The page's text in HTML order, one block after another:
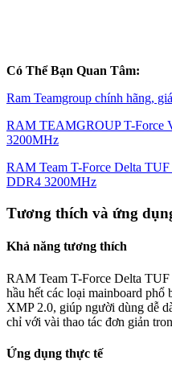
Có Thể Bạn Quan Tâm:
Ram Teamgroup chính hãng,
RAM TEAMGROUP T-Force
3200MHz
RAM Team T-Force Delta
DDR4 3200MHz
Tương thích và ứng
Khả năng tương thích
RAM Team T-Force Delta
hầu hết các loại mainboard phổ
XMP 2.0, giúp người dùng dễ
chỉ với vài thao tác đơn giản
Ứng dụng thực tế